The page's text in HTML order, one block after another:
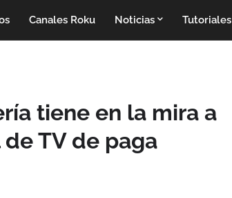
Canales Roku Noticias Tutoriales
tiene en la mira a
TV de paga